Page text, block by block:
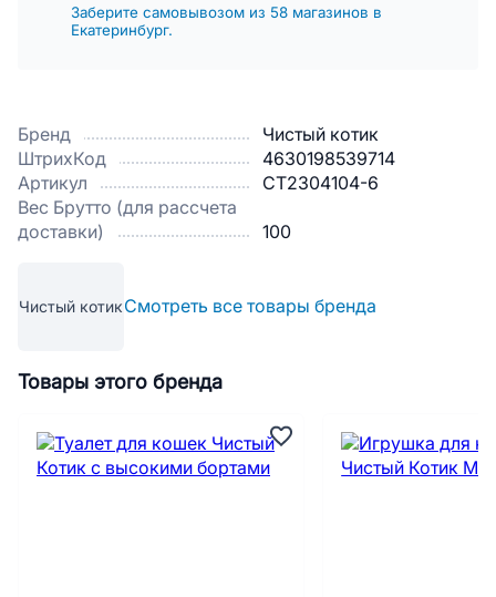
Бренд
Чистый котик
ШтрихКод
4630198539714
Артикул
CT2304104-6
Вес Брутто (для рассчета
доставки)
100
Чистый котикСмотреть все товары бренда
Заберите самовывозом из 58 магазинов в
Екатеринбург.
Товары этого бренда